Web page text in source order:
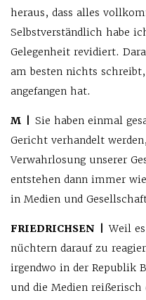
heraus, dass alles
Selbstverständlich habe
Gelegenheit revidiert.
am besten nichts
angefangen hat.
M |
Sie haben einmal
Gericht verhandelt
Verwahrlosung unserer
entstehen dann immer
in Medien und
FRIEDRICHSEN |
Weil
nüchtern darauf zu
irgendwo in der Republik
und die Medien